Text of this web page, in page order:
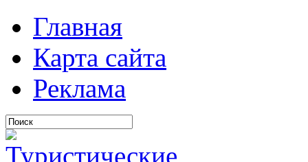
Главная
Карта сайта
Реклама